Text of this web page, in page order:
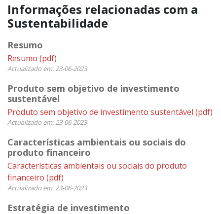
Informações relacionadas com a
Sustentabilidade
Resumo
Resumo (pdf)
Actualizado em: 23-06-2023
Produto sem objetivo de investimento
sustentável
Produto sem objetivo de investimento sustentável (pdf)
Actualizado em: 23-06-2023
Características ambientais ou sociais do
produto financeiro
Características ambientais ou sociais do produto
financeiro (pdf)
Actualizado em: 23-06-2023
Estratégia de investimento